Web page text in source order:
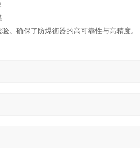
。确保了防爆衡器的高可靠性与高精度。